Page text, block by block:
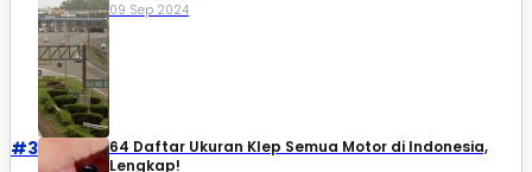
09 Sep 2024
#3
64 Daftar Ukuran Klep Semua Motor di Indonesia,
Lengkap!